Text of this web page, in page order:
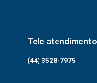
Tele atendimento
(44) 3528-7975